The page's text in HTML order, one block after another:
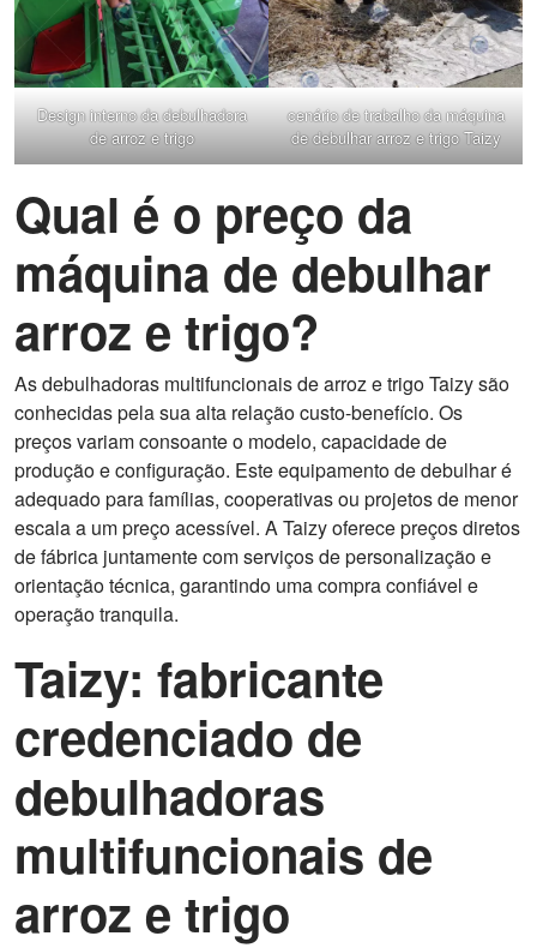
Design interno da debulhadora
de arroz e trigo
cenário de trabalho da máquina
de debulhar arroz e trigo Taizy
Qual é o preço da
máquina de debulhar
arroz e trigo?
As debulhadoras multifuncionais de arroz e trigo Taizy são
conhecidas pela sua alta relação custo-benefício. Os
preços variam consoante o modelo, capacidade de
produção e configuração. Este equipamento de debulhar é
adequado para famílias, cooperativas ou projetos de menor
escala a um preço acessível. A Taizy oferece preços diretos
de fábrica juntamente com serviços de personalização e
orientação técnica, garantindo uma compra confiável e
operação tranquila.
Taizy: fabricante
credenciado de
debulhadoras
multifuncionais de
arroz e trigo